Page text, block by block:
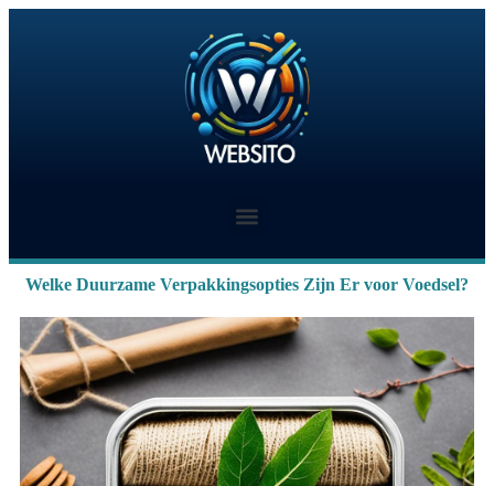
Welke Duurzame Verpakkingsopties Zijn Er voor Voedsel?